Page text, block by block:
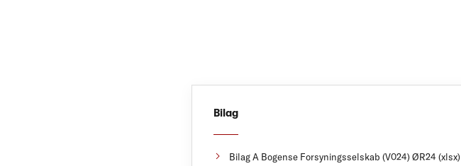
Bilag
Bilag A Bogense Forsyningsselskab (V024) ØR24 (xlsx)